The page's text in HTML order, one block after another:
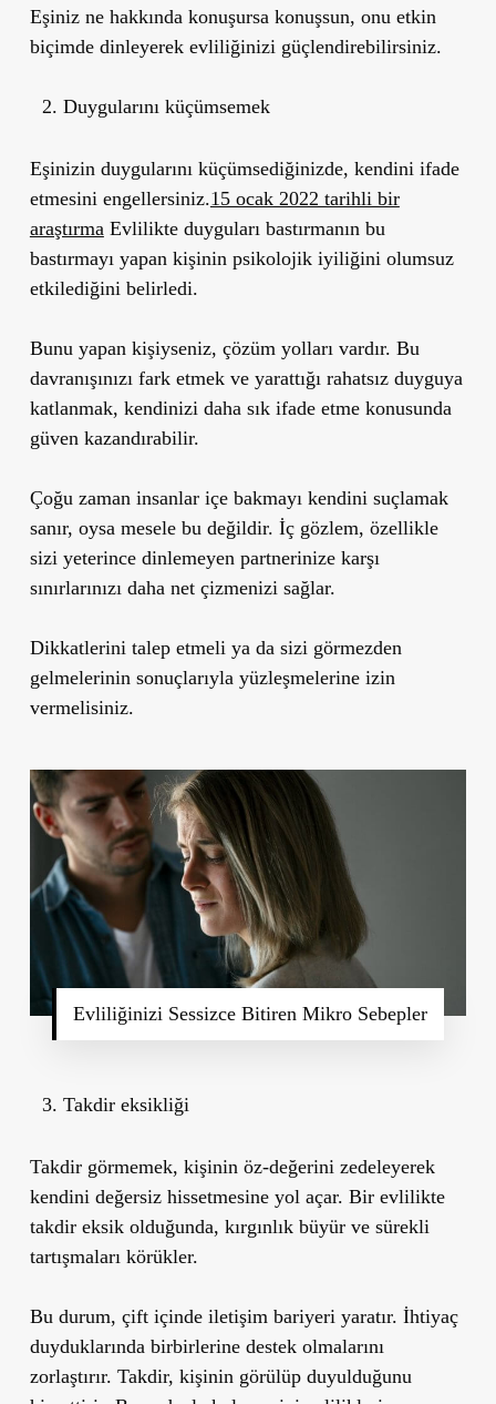
Eşiniz ne hakkında konuşursa konuşsun, onu etkin
biçimde dinleyerek evliliğinizi güçlendirebilirsiniz.
Duygularını küçümsemek
Eşinizin duygularını küçümsediğinizde, kendini ifade
etmesini engellersiniz.15 ocak 2022 tarihli bir
araştırma Evlilikte duyguları bastırmanın bu
bastırmayı yapan kişinin psikolojik iyiliğini olumsuz
etkilediğini belirledi.
Bunu yapan kişiyseniz, çözüm yolları vardır. Bu
davranışınızı fark etmek ve yarattığı rahatsız duyguya
katlanmak, kendinizi daha sık ifade etme konusunda
güven kazandırabilir.
Çoğu zaman insanlar içe bakmayı kendini suçlamak
sanır, oysa mesele bu değildir. İç gözlem, özellikle
sizi yeterince dinlemeyen partnerinize karşı
sınırlarınızı daha net çizmenizi sağlar.
Dikkatlerini talep etmeli ya da sizi görmezden
gelmelerinin sonuçlarıyla yüzleşmelerine izin
vermelisiniz.
Evliliğinizi Sessizce Bitiren Mikro Sebepler
Takdir eksikliği
Takdir görmemek, kişinin öz-değerini zedeleyerek
kendini değersiz hissetmesine yol açar. Bir evlilikte
takdir eksik olduğunda, kırgınlık büyür ve sürekli
tartışmaları körükler.
Bu durum, çift içinde iletişim bariyeri yaratır. İhtiyaç
duyduklarında birbirlerine destek olmalarını
zorlaştırır. Takdir, kişinin görülüp duyulduğunu